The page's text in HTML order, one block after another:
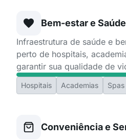
Bem-estar e Saúde
Infraestrutura de saúde e
perto de hospitais,
garantir sua qualidade de
Hospitais Academias Spas
Conveniência e